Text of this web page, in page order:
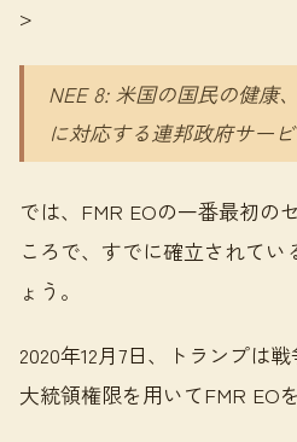
>
NEE 8: 米国の国民の健康
に対応する連邦政府サー
では、FMR EOの一番最初の
ころで、すでに確立されてい
ょう。
2020年12月7日、トランプは
大統領権限を用いてFMR EO